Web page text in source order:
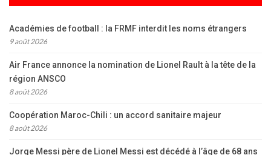
Académies de football : la FRMF interdit les noms étrangers
9 août 2026
Air France annonce la nomination de Lionel Rault à la tête de la
région ANSCO
8 août 2026
Coopération Maroc-Chili : un accord sanitaire majeur
8 août 2026
Jorge Messi père de Lionel Messi est décédé à l’âge de 68 ans